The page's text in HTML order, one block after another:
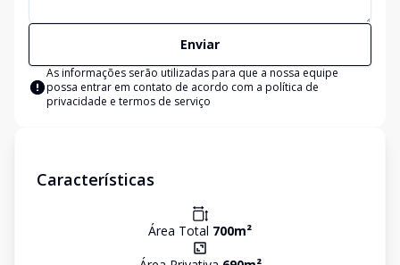
Enviar
As informações serão utilizadas para que a nossa equipe
possa entrar em contato de acordo com a política de
privacidade e termos de serviço
Características
Área Total 700m²